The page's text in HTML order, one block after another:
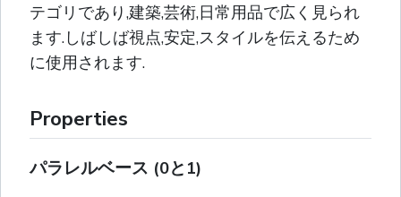
テゴリであり,建築,芸術,日常用品で広く見られ
ます.しばしば視点,安定,スタイルを伝えるため
に使用されます.
Properties
パラレルベース (0と1)